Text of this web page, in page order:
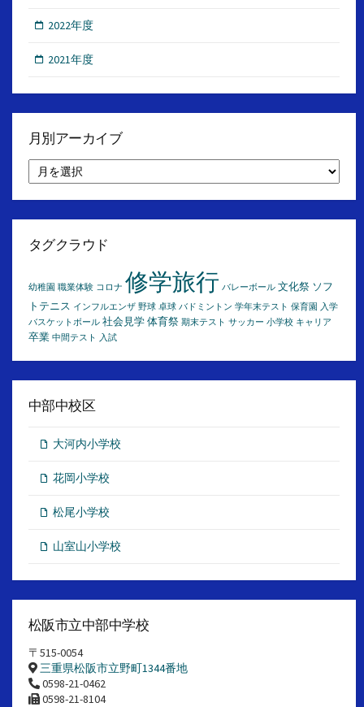
2022年度
2021年度
月別アーカイブ
別
ア
イ
タグクラウド
幼稚園 職業体験 コロナ 修学旅行 バレーボール 文化祭 ソフ
トテニス インフルエンザ 野球 卓球 バドミントン 学年末テスト 保育園 入学
バスケットボール 社会見学 体育祭 期末テスト サッカー 小学校 キャリア
卒業 中間テスト 入試
中部中校区
大河内小学校
花岡小学校
松尾小学校
山室山小学校
松阪市立中部中学校
〒515-0054
三重県松阪市立野町1344番地
0598-21-0462
0598-21-8104